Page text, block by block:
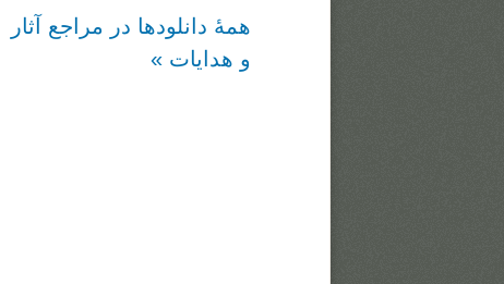
همهٔ دانلودها در مراجع آثار
و هدایات »